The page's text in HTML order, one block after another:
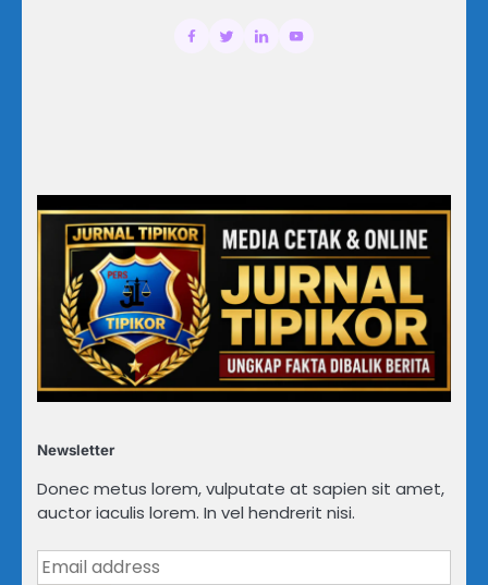
Newsletter
Donec metus lorem, vulputate at sapien sit amet,
auctor iaculis lorem. In vel hendrerit nisi.